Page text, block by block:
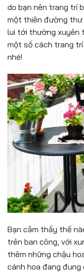
do bạn nên trang trí
một thiên đường thư
lui tới thường xuyên
một số cách trang trí
nhé!
Bạn cảm thấy thế
trên ban công, với
thêm những chậu
cánh hoa đang